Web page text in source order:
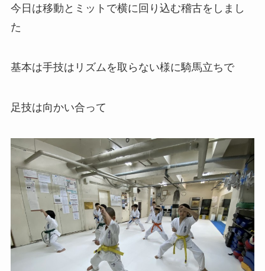
今日は移動とミットで横に回り込む稽古をしまし
た
基本は手技はリズムを取らない様に騎馬立ちで
足技は向かい合って